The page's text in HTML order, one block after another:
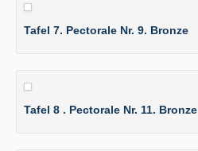
Tafel 7. Pectorale Nr. 9. Bronze
Tafel 8 . Pectorale Nr. 11. Bronze